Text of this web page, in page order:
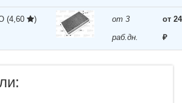
(4,60 )
от 3
раб.дн.
от
₽